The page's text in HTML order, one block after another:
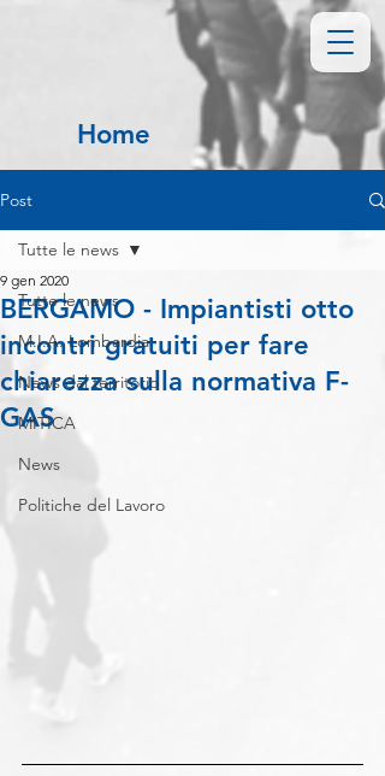
Home
Post
Tutte le news
M.I.A. Lombardia
News dal territorio
MITICA
News
Politiche del Lavoro
Tutte le news
BERGAMO - Impiantisti otto
incontri gratuiti per fare
chiarezza sulla normativa F-
GAS
9 gen 2020